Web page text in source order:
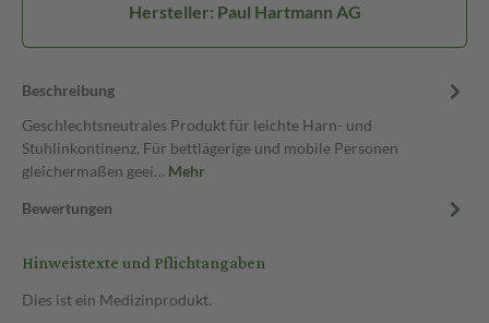
Hersteller: Paul Hartmann AG
Beschreibung
Geschlechtsneutrales Produkt für leichte Harn- und
Stuhlinkontinenz. Für bettlägerige und mobile Personen
gleichermaßen geei… Mehr
Bewertungen
Hinweistexte und Pflichtangaben
Dies ist ein Medizinprodukt.